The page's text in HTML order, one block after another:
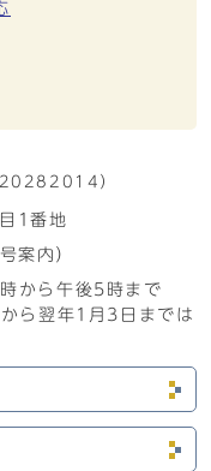
）
1番地
案内）
から午後5時まで
ら翌年1月3日までは